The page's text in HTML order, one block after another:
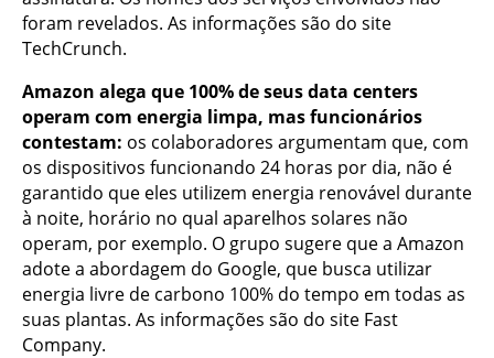
foram revelados. As informações são do site
TechCrunch.
Amazon alega que 100% de seus data centers
operam com energia limpa, mas funcionários
contestam: os colaboradores argumentam que, com
os dispositivos funcionando 24 horas por dia, não é
garantido que eles utilizem energia renovável durante
à noite, horário no qual aparelhos solares não
operam, por exemplo. O grupo sugere que a Amazon
adote a abordagem do Google, que busca utilizar
energia livre de carbono 100% do tempo em todas as
suas plantas. As informações são do site Fast
Company.